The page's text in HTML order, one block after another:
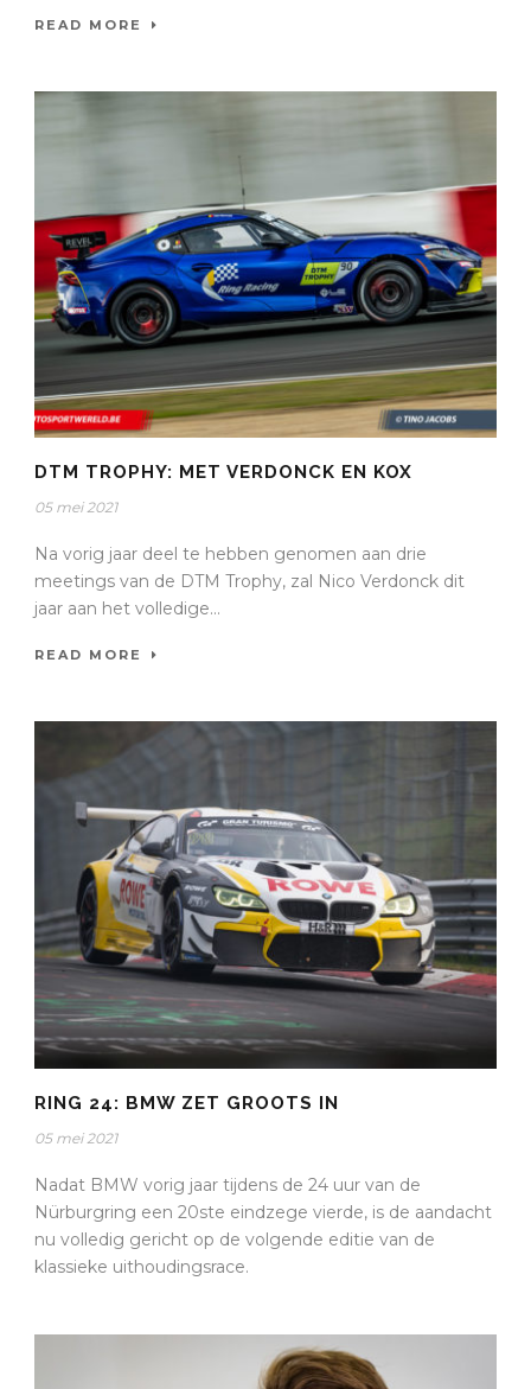
READ MORE
DTM TROPHY: MET VERDONCK EN KOX
05 mei 2021
Na vorig jaar deel te hebben genomen aan drie
meetings van de DTM Trophy, zal Nico Verdonck dit
jaar aan het volledige...
READ MORE
RING 24: BMW ZET GROOTS IN
05 mei 2021
Nadat BMW vorig jaar tijdens de 24 uur van de
Nürburgring een 20ste eindzege vierde, is de aandacht
nu volledig gericht op de volgende editie van de
klassieke uithoudingsrace.